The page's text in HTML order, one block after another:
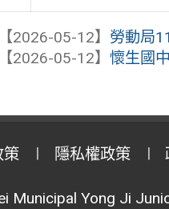
【2026-05-12】 勞動局
【2026-05-12】懷生國
策 隱私權政策
Municipal Yong Ji